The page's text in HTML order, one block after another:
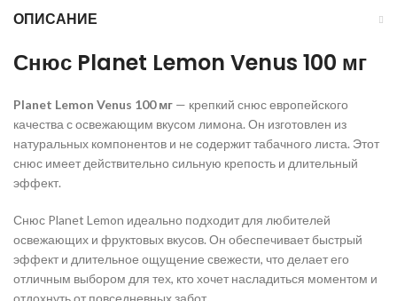
ОПИСАНИЕ
Снюс Planet Lemon Venus 100 мг
Planet Lemon Venus 100 мг — крепкий снюс европейского
качества с освежающим вкусом лимона. Он изготовлен из
натуральных компонентов и не содержит табачного листа. Этот
снюс имеет действительно сильную крепость и длительный
эффект.
Снюс Planet Lemon идеально подходит для любителей
освежающих и фруктовых вкусов. Он обеспечивает быстрый
эффект и длительное ощущение свежести, что делает его
отличным выбором для тех, кто хочет насладиться моментом и
отдохнуть от повседневных забот.